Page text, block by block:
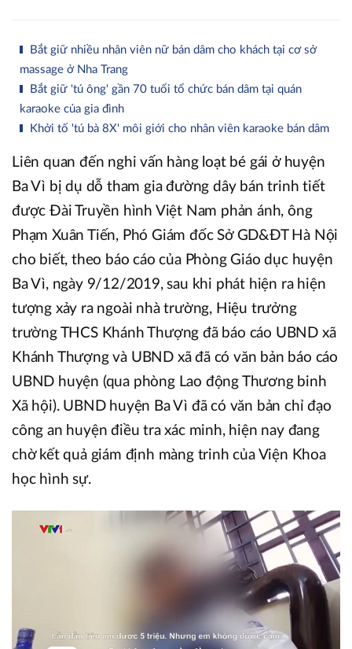
Bắt giữ nhiều nhân viên nữ bán dâm cho khách tại cơ sở
massage ở Nha Trang
Bắt giữ 'tú ông' gần 70 tuổi tổ chức bán dâm tại quán
karaoke của gia đình
Khởi tố 'tú bà 8X' môi giới cho nhân viên karaoke bán dâm
Liên quan đến nghi vấn hàng loạt bé gái ở huyện
Ba Vì bị dụ dỗ tham gia đường dây bán trinh tiết
được Đài Truyền hình Việt Nam phản ánh, ông
Phạm Xuân Tiến, Phó Giám đốc Sở GD&ĐT Hà Nội
cho biết, theo báo cáo của Phòng Giáo dục huyện
Ba Vì, ngày 9/12/2019, sau khi phát hiện ra hiện
tượng xảy ra ngoài nhà trường, Hiệu trưởng
trường THCS Khánh Thượng đã báo cáo UBND xã
Khánh Thượng và UBND xã đã có văn bản báo cáo
UBND huyện (qua phòng Lao động Thương binh
Xã hội). UBND huyện Ba Vì đã có văn bản chỉ đạo
công an huyện điều tra xác minh, hiện nay đang
chờ kết quả giám định màng trinh của Viện Khoa
học hình sự.